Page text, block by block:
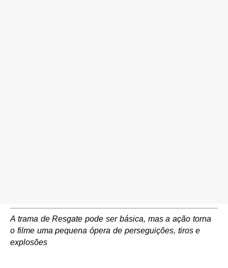
A trama de Resgate pode ser básica, mas a ação torna
o filme uma pequena ópera de perseguições, tiros e
explosões